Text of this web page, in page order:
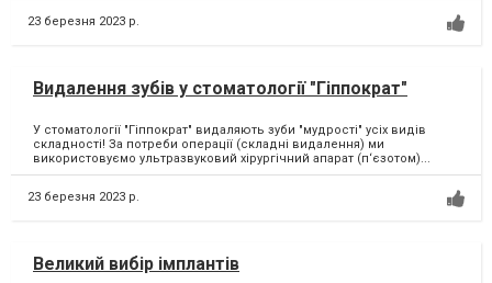
23 березня 2023 р.
Видалення зубів у стоматології "Гіппократ"
У стоматології "Гіппократ" видаляють зуби "мудрості" усіх видів
складності! За потреби операції (складні видалення) ми
використовуємо ультразвуковий хірургічний апарат (п‘єзотом)...
23 березня 2023 р.
Великий вибір імплантів